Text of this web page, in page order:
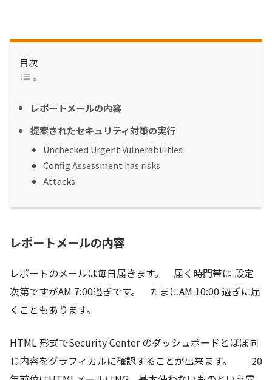
目次
レポートメールの内容
提案されたセキュリティ対策の実行
Unchecked Urgent Vulnerabilities
Config Assessment has risks
Attacks
レポートメールの内容
レポートのメールは毎日届きます。 届く時間帯は 設定
次第ですがAM 7:00過ぎです。 たまにAM 10:00 過ぎに届
くこともあります。
HTML 形式でSecurity Center のダッシュボードとほぼ同
じ内容をグラフィカルに確認することが出来ます。 20